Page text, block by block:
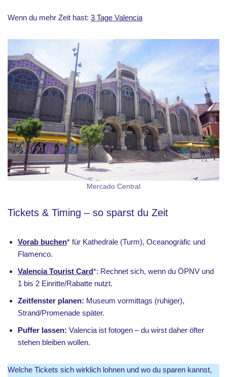
Wenn du mehr Zeit hast: 3 Tage Valencia
Mercado Central
Tickets & Timing – so sparst du Zeit
Vorab buchen* für Kathedrale (Turm), Oceanogràfic und
Flamenco.
Valencia Tourist Card*: Rechnet sich, wenn du ÖPNV und
1 bis 2 Einritte/Rabatte nutzt.
Zeitfenster planen: Museum vormittags (ruhiger),
Strand/Promenade später.
Puffer lassen: Valencia ist fotogen – du wirst daher öfter
stehen bleiben wollen.
Welche Tickets sich wirklich lohnen und wo du sparen kannst,